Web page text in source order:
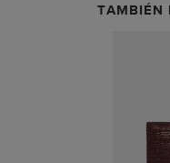
TAMBIÉN